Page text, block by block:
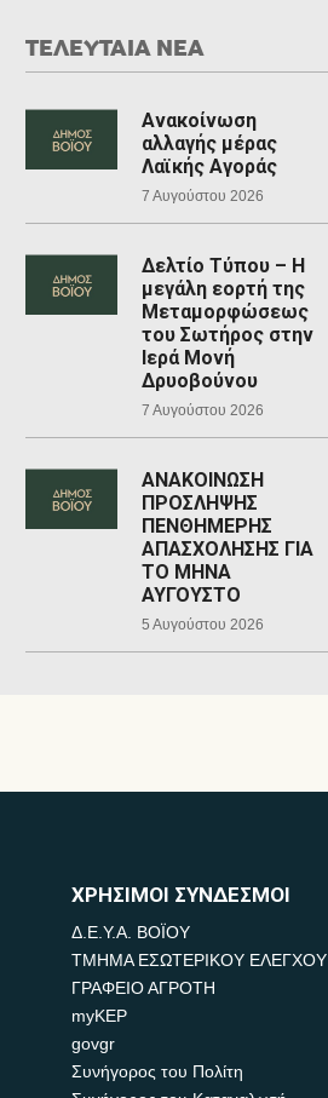
ΤΕΛΕΥΤΑΙΑ ΝΕΑ
Ανακοίνωση
αλλαγής μέρας
Λαϊκής Αγοράς
7 Αυγούστου 2026
Δελτίο Τύπου – Η
μεγάλη εορτή της
Μεταμορφώσεως
του Σωτήρος στην
Ιερά Μονή
Δρυοβούνου
7 Αυγούστου 2026
ΑΝΑΚΟΙΝΩΣΗ
ΠΡΟΣΛΗΨΗΣ
ΠΕΝΘΗΜΕΡΗΣ
ΑΠΑΣΧΟΛΗΣΗΣ ΓΙΑ
ΤΟ ΜΗΝΑ
ΑΥΓΟΥΣΤΟ
5 Αυγούστου 2026
ΧΡΗΣΙΜΟΙ ΣΥΝΔΕΣΜΟΙ
Δ.Ε.Υ.Α. ΒΟΪΟΥ
ΤΜΗΜΑ ΕΣΩΤΕΡΙΚΟΥ ΕΛΕΓΧΟΥ
ΓΡΑΦΕΙΟ ΑΓΡΟΤΗ
myKEP
govgr
Συνήγορος του Πολίτη